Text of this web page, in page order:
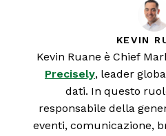
KEVIN
Kevin Ruane è Chief
Precisely, leader
dati. In questo
responsabile della
eventi, comunicazione,